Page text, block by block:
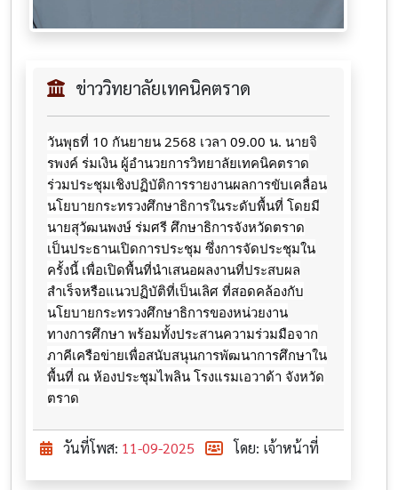
ข่าววิทยาลัยเทคนิคตราด
วันพุธที่ 10 กันยายน 2568 เวลา 09.00 น. นายจิ
รพงค์ ร่มเงิน ผู้อำนวยการวิทยาลัยเทคนิคตราด
ร่วมประชุมเชิงปฏิบัติการรายงานผลการขับเคลื่อน
นโยบายกระทรวงศึกษาธิการในระดับพื้นที่ โดยมี
นายสุวัฒนพงษ์ ร่มศรี ศึกษาธิการจังหวัดตราด
เป็นประธานเปิดการประชุม ซึ่งการจัดประชุมใน
ครั้งนี้ เพื่อเปิดพื้นที่นำเสนอผลงานที่ประสบผล
สำเร็จหรือแนวปฏิบัติที่เป็นเลิศ ที่สอดคล้องกับ
นโยบายกระทรวงศึกษาธิการของหน่วยงาน
ทางการศึกษา พร้อมทั้งประสานความร่วมมือจาก
ภาคีเครือข่ายเพื่อสนับสนุนการพัฒนาการศึกษาใน
พื้นที่ ณ ห้องประชุมไพลิน โรงแรมเอวาด้า จังหวัด
ตราด
วันที่โพส: 11-09-2025 โดย: เจ้าหน้าที่